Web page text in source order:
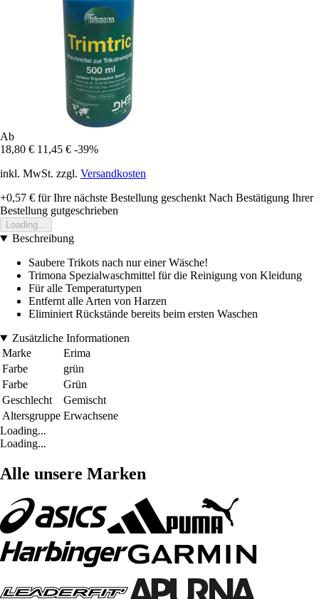
Ab
18,80 € 11,45 € -39%
inkl. MwSt. zzgl. Versandkosten
+0,57 € für Ihre nächste Bestellung geschenkt Nach Bestätigung Ihrer
Bestellung gutgeschrieben
Loading...
Beschreibung
Saubere Trikots nach nur einer Wäsche!
Trimona Spezialwaschmittel für die Reinigung von Kleidung
Für alle Temperaturtypen
Entfernt alle Arten von Harzen
Eliminiert Rückstände bereits beim ersten Waschen
Zusätzliche Informationen
Marke
Erima
Farbe
grün
Farbe
Grün
Geschlecht
Gemischt
Altersgruppe Erwachsene
Loading...
Loading...
Alle unsere Marken